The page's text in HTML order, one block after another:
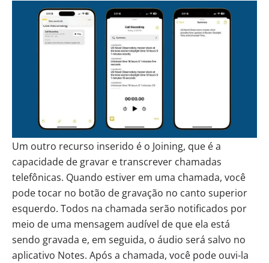
Um outro recurso inserido é o Joining, que é a
capacidade de gravar e transcrever chamadas
telefônicas. Quando estiver em uma chamada, você
pode tocar no botão de gravação no canto superior
esquerdo. Todos na chamada serão notificados por
meio de uma mensagem audível de que ela está
sendo gravada e, em seguida, o áudio será salvo no
aplicativo Notes. Após a chamada, você pode ouvi-la